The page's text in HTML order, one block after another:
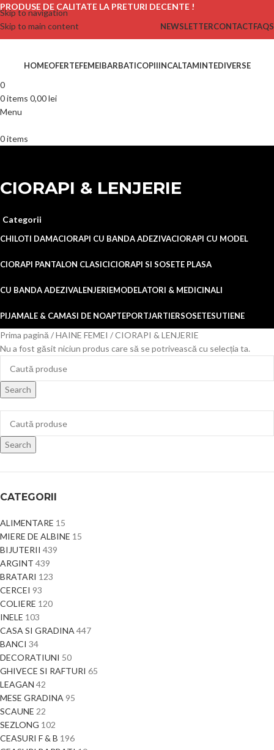
Skip to navigation
Skip to main content
PRODUSE DE CALITATE LA PRETURI DECENTE !
NEWSLETTERCONTACTFAQS
HOMEOFERTEFEMEIBARBATICOPIIINCALTAMINTEDIVERSE
0
0items 0,00lei
Menu
0items
CIORAPI & LENJERIE
Categorii
CHILOTI DAMACIORAPI CU BANDA ADEZIVACIORAPI CU MODEL
CIORAPI PANTALON CLASICICIORAPI SI SOSETE PLASA
CU BANDA ADEZIVALENJERIEMODELATORI & MEDICINALI
PIJAMALE & CAMASI DE NOAPTEPORTJARTIERSOSETESUTIENE
Search
CATEGORII
ALIMENTARE 15
MIERE DE ALBINE 15
BIJUTERII 439
ARGINT 439
BRATARI 123
CERCEI 93
COLIERE 120
INELE 103
CASA SI GRADINA 447
BANCI 34
DECORATIUNI 50
GHIVECE SI RAFTURI 65
LEAGAN 42
MESE GRADINA 95
SCAUNE 22
SEZLONG 102
CEASURI F & B 196
Prima pagină HAINE FEMEI
CIORAPI & LENJERIE
Nu a fost găsit niciun produs care să se potrivească cu selecția ta.
Search